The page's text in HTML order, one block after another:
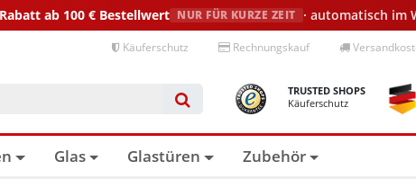
Rabatt ab 100 € Bestellwert NUR FÜR KURZE ZEIT · automatisch im
Käuferschutz Rechnungskauf
TRUSTED SHOPS
Käuferschutz
Glas Glastüren Zubehör